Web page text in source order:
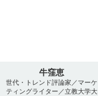
牛窪恵
世代・トレンド評論家／マーケ
ティングライター／立教大学大